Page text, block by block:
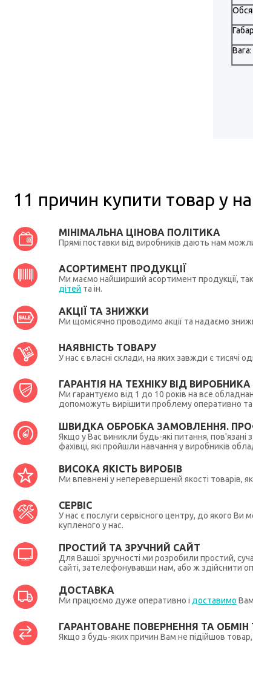
Вага:
11 причин купити товар у
МІНІМАЛЬНА ЦІНОВА ПОЛІТИКА
Прямі поставки від виробників дають нам
АСОРТИМЕНТ ПРОДУКЦІЇ
Ми маємо найширший асортимент продукції, так
дітей та ін.
АКЦІЇ ТА ЗНИЖКИ
Ми щомісячно проводимо акції та надаємо
НАЯВНІСТЬ ТОВАРУ
У нас є власні склади, на яких завжди є тисячі
ГАРАНТІЯ НА ТЕХНІКУ ВІД ВИРОБНИКА
Ми гарантуємо від 1 до 10 років на все
допоможуть вирішити проблему оперативно та
ШВИДКА ОБРОБКА ЗАМОВЛЕННЯ.
Якщо у Вас виникли будь-які питання,
фахівці, які пройшли навчання у виробників
ВИСОКА ЯКІСТЬ ВИРОБІВ
Ми впевнені у неперевершеній якості товарів,
СЕРВІС
У нас є послуги сервісного центру, до якого
купленого у нас.
ПРОСТИЙ ТА ЗРУЧНИЙ САЙТ
Для Вашої зручності ми розробили простий,
сайті, зателефонувавши нам, або ж здійснити
ДОСТАВКА
Ми працюємо дуже оперативно і доставимо
ГАРАНТОВАНЕ ПОВЕРНЕННЯ ТА ОБМІН
Якщо з будь-яких причин Вам не підійшов